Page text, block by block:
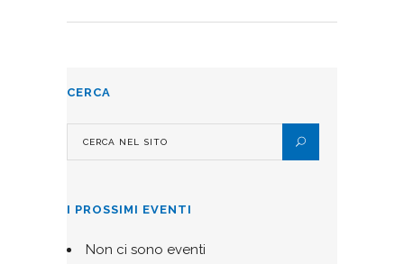
CERCA
I PROSSIMI EVENTI
Non ci sono eventi